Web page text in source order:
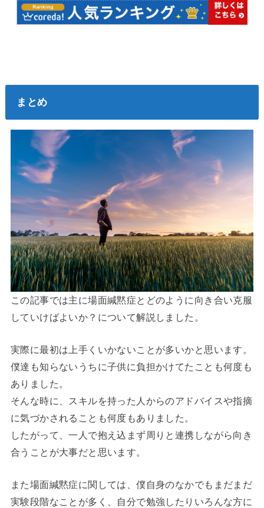
まとめ
この記事では主に場面緘黙症とどのように向き合い克服
していけばよいか？について解説しました。
実際に最初は上手くいかないことが多いかと思います。
僕達も知らないうちに子供に負担かけてたことも何度も
ありました。
そんな時に、スキルを持った人からのアドバイスや指摘
に気づかされることも何度もありました。
したがって、一人で抱え込まず周りと連携しながら向き
合うことが大事だと思います。
また場面緘黙症に関しては、僕自身のなかでもまだまだ
実験段階なことが多く、自分で勉強したりいろんな方に